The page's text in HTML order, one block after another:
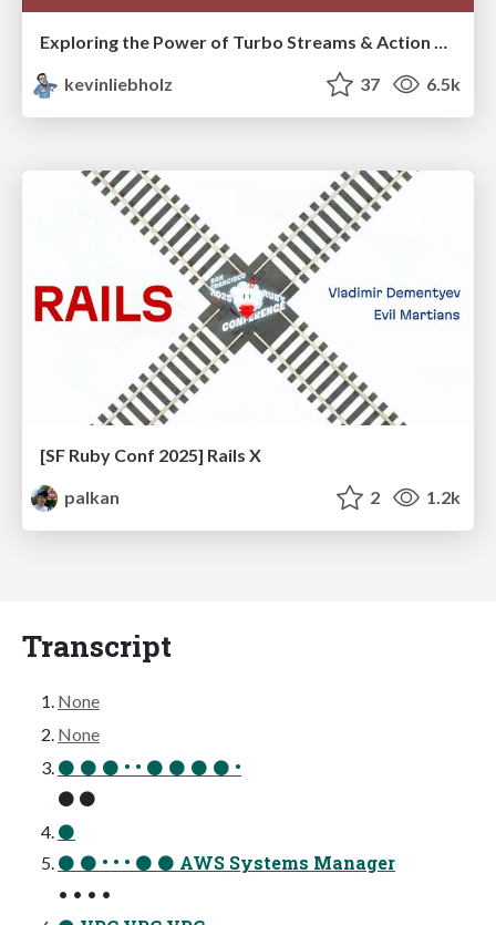
Exploring the Power of Turbo Streams & Action Cable | RailsConf2023
kevinliebholz
37 6.5k
[SF Ruby Conf 2025] Rails X
palkan
2 1.2k
Transcript
None
None
⚫ ⚫ ⚫ • • ⚫ ⚫ ⚫ ⚫ •
⚫ ⚫
⚫
⚫ ⚫ • • • ⚫ ⚫ AWS Systems Manager
• • • •